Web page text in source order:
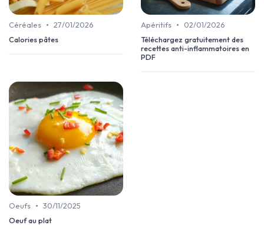
Céréales • 27/01/2026
Calories pâtes
Apéritifs •
02/01/2026
Téléchargez gratuitement des
recettes anti-inflammatoires en
PDF
Oeufs • 30/11/2025
Oeuf au plat